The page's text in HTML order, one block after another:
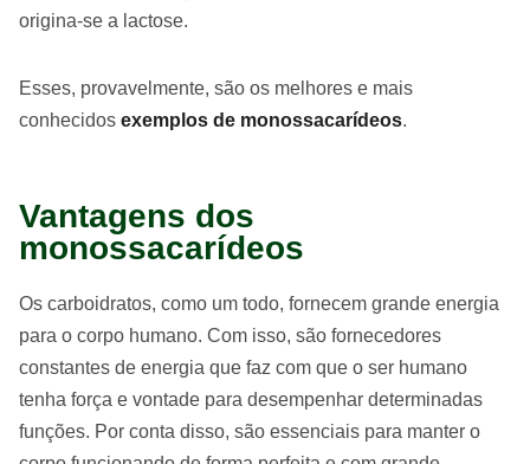
origina-se a lactose.
Esses, provavelmente, são os melhores e mais
conhecidos exemplos de monossacarídeos.
Vantagens dos
monossacarídeos
Os carboidratos, como um todo, fornecem grande energia
para o corpo humano. Com isso, são fornecedores
constantes de energia que faz com que o ser humano
tenha força e vontade para desempenhar determinadas
funções. Por conta disso, são essenciais para manter o